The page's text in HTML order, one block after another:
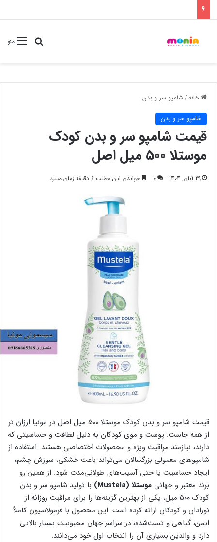
منوجستجو
خانه/شامپو سر و بدن
شامپو سر و بدن
قیمت شامپو سر و بدن کودک
موستلا 500 میل اصل
29 آبان, 1404 0 خواندن این مطلب 6 دقیقه زمان میبرد
قیمت شامپو سر و بدن کودک موستلا 500 میل اصل در مونیا ارزان تر
از همه جاست. پوست و موی کودکان به دلیل لطافت و حساسیتی که
دارند، نیازمند مراقبت ویژه و محصولات اختصاصی هستند. استفاده از
شامپوهای معمولی بزرگسالان می‌تواند باعث خشکی، سوزش چشم،
ایجاد حساسیت یا حتی آسیب‌های طولانی‌مدت شود. از همین رو
برند معتبر و جهانی موستلا (Mustela)
با تولید شامپو سر و بدن
کودک ۵۰۰ میل، یکی از بهترین گزینه‌ها را برای مراقبت روزانه از
نوزادان و کودکان ارائه کرده است. این محصول با فرمولاسیون کاملاً
ایمن، گیاهی و تست‌شده، در سراسر جهان محبوبیت بسیار بالایی
دارد و والدین بسیاری آن را انتخاب اول خود می‌دانند.